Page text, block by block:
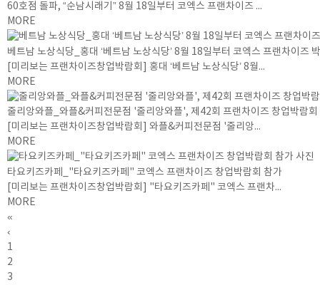
60호점 돌파, “순남시래기” 8월 18일부터 코엑스 프랜차이즈 ...
MORE
베트남 노상식당_홍대 ‘베트남 노상식당’ 8월 18일부터 코엑스 프랜차이즈
[미리보는 프랜차이즈창업박람회] 홍대 ‘베트남 노상식당’ 8월...
MORE
줄리앙와플_와플&커피전문점 '줄리앙와플', 제42회 프랜차이즈 창업박람회
[미리보는 프랜차이즈창업박람회] 와플&커피전문점 '줄리앙...
MORE
타요키즈카페_"타요키즈카페" 코엑스 프랜차이즈 창업박람회 참가
[미리보는 프랜차이즈창업박람회] "타요키즈카페" 코엑스 프랜차...
MORE
«
‹
1
2
3